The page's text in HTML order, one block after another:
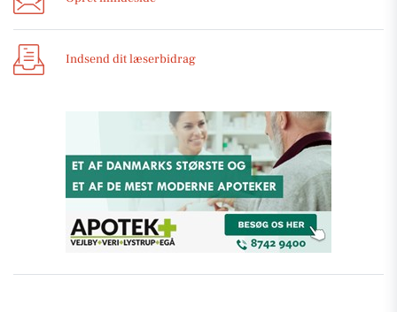
Indsend dit læserbidrag